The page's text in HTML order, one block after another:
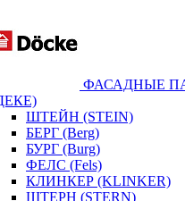
ФАСАДНЫЕ
ШТЕЙН (STEIN)
БЕРГ (Berg)
БУРГ (Burg)
ФЕЛС (Fels)
КЛИНКЕР (KLINKER)
ШТЕРН (STERN)